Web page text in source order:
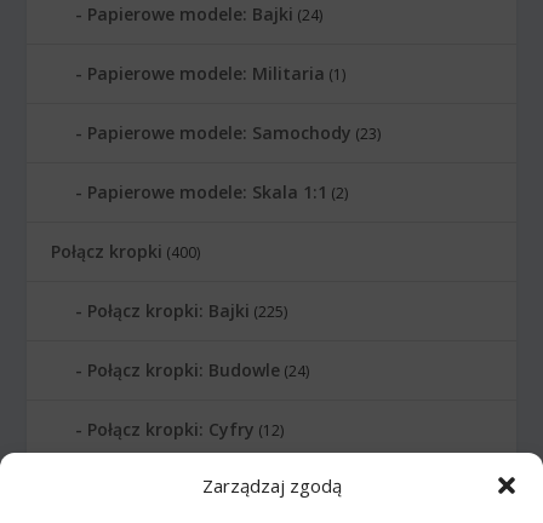
Zarządzaj zgodą
Papierowe modele: Bajki (24)
Papierowe modele: Militaria (1)
Papierowe modele: Samochody (23)
Papierowe modele: Skala 1:1 (2)
Połącz kropki (400)
Połącz kropki: Bajki (225)
Połącz kropki: Budowle (24)
Połącz kropki: Cyfry (12)
Połącz kropki: Instrumenty muzyczne